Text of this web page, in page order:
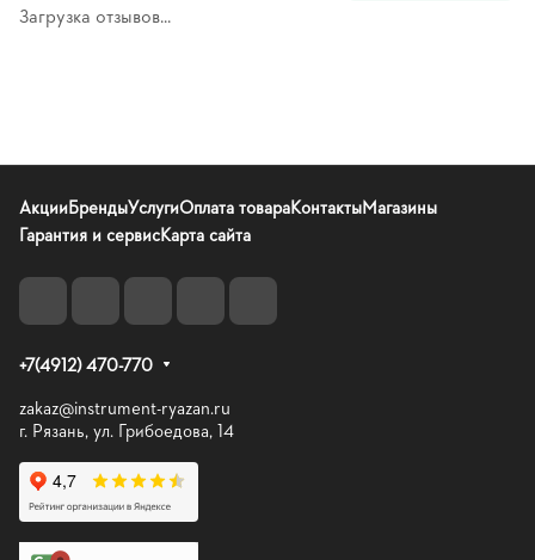
Загрузка отзывов...
АкцииБрендыУслугиОплата товараКонтактыМагазины
Гарантия и сервисКарта сайта
+7(4912) 470-770
zakaz@instrument-ryazan.ru
г. Рязань, ул. Грибоедова, 14